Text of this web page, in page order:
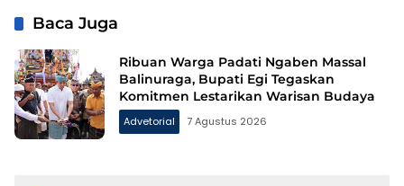
Baca Juga
Ribuan Warga Padati Ngaben Massal
Balinuraga, Bupati Egi Tegaskan
Komitmen Lestarikan Warisan Budaya
Advetorial 7 Agustus 2026